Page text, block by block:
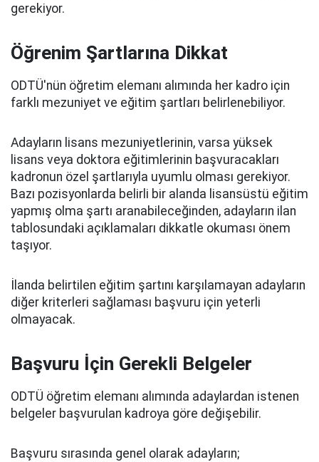
gerekiyor.
Öğrenim Şartlarına Dikkat
ODTÜ'nün öğretim elemanı alımında her kadro için
farklı mezuniyet ve eğitim şartları belirlenebiliyor.
Adayların lisans mezuniyetlerinin, varsa yüksek
lisans veya doktora eğitimlerinin başvuracakları
kadronun özel şartlarıyla uyumlu olması gerekiyor.
Bazı pozisyonlarda belirli bir alanda lisansüstü eğitim
yapmış olma şartı aranabileceğinden, adayların ilan
tablosundaki açıklamaları dikkatle okuması önem
taşıyor.
İlanda belirtilen eğitim şartını karşılamayan adayların
diğer kriterleri sağlaması başvuru için yeterli
olmayacak.
Başvuru İçin Gerekli Belgeler
ODTÜ öğretim elemanı alımında adaylardan istenen
belgeler başvurulan kadroya göre değişebilir.
Başvuru sırasında genel olarak adayların;